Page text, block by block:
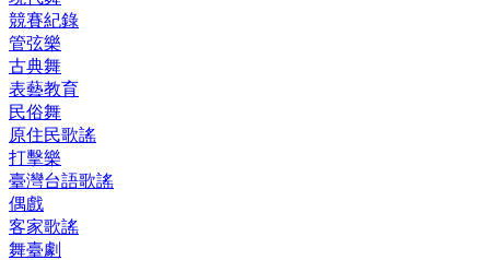
競賽紀錄
管弦樂
古典舞
表藝教育
民俗舞
原住民歌謠
打擊樂
臺灣台語歌謠
偶戲
客家歌謠
舞臺劇